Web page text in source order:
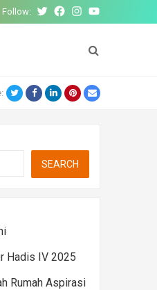
Follow: TwitterFacebook
Instagram
YouTube
TwitterFacebook
LinkedInPinterestEmail
SEARCH
Hadis IV 2025
Rumah Aspirasi